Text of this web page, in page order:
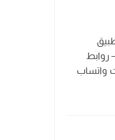
روابط
واتساب